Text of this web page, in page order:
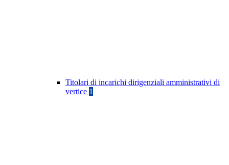
Titolari di incarichi dirigenziali amministrativi di
vertice 1